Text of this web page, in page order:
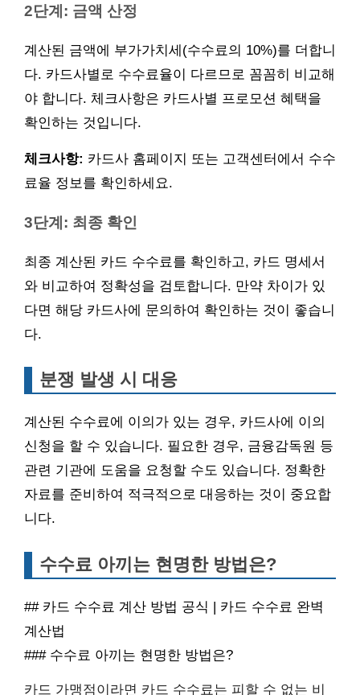
2단계: 금액 산정
계산된 금액에 부가가치세(수수료의 10%)를 더합니
다. 카드사별로 수수료율이 다르므로 꼼꼼히 비교해
야 합니다. 체크사항은 카드사별 프로모션 혜택을
확인하는 것입니다.
체크사항: 카드사 홈페이지 또는 고객센터에서 수수
료율 정보를 확인하세요.
3단계: 최종 확인
최종 계산된 카드 수수료를 확인하고, 카드 명세서
와 비교하여 정확성을 검토합니다. 만약 차이가 있
다면 해당 카드사에 문의하여 확인하는 것이 좋습니
다.
분쟁 발생 시 대응
계산된 수수료에 이의가 있는 경우, 카드사에 이의
신청을 할 수 있습니다. 필요한 경우, 금융감독원 등
관련 기관에 도움을 요청할 수도 있습니다. 정확한
자료를 준비하여 적극적으로 대응하는 것이 중요합
니다.
수수료 아끼는 현명한 방법은?
## 카드 수수료 계산 방법 공식 | 카드 수수료 완벽
계산법
### 수수료 아끼는 현명한 방법은?
카드 가맹점이라면 카드 수수료는 피할 수 없는 비